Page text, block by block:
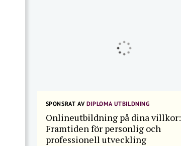
SPONSRAT AVDIPLOMA UTBILDNING
Onlineutbildning på dina villkor:
Framtiden för personlig och
professionell utveckling